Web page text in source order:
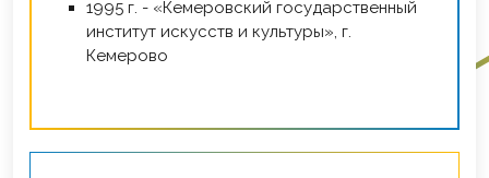
1995 г. - «Кемеровский государственный
институт искусств и культуры», г.
Кемерово